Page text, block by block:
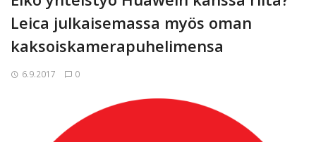
Leica julkaisemassa myös oman
kaksoiskamerapuhelimensa
6.9.2017 0